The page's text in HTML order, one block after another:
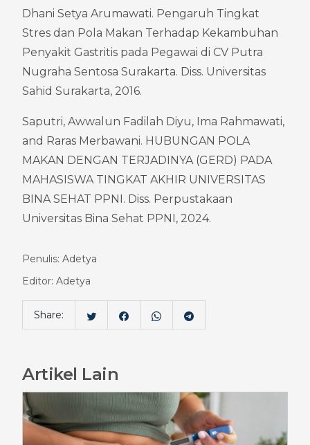
Dhani Setya Arumawati. Pengaruh Tingkat
Stres dan Pola Makan Terhadap Kekambuhan
Penyakit Gastritis pada Pegawai di CV Putra
Nugraha Sentosa Surakarta. Diss. Universitas
Sahid Surakarta, 2016.
Saputri, Awwalun Fadilah Diyu, Ima Rahmawati,
and Raras Merbawani. HUBUNGAN POLA
MAKAN DENGAN TERJADINYA (GERD) PADA
MAHASISWA TINGKAT AKHIR UNIVERSITAS
BINA SEHAT PPNI. Diss. Perpustakaan
Universitas Bina Sehat PPNI, 2024.
Penulis: Adetya
Editor: Adetya
Share:
Artikel Lain